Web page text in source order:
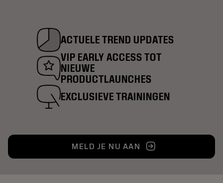
MELD JE NU AAN
ACTUELE TREND UPDATES
VIP EARLY ACCESS TOT
NIEUWE
PRODUCTLAUNCHES
EXCLUSIEVE TRAININGEN